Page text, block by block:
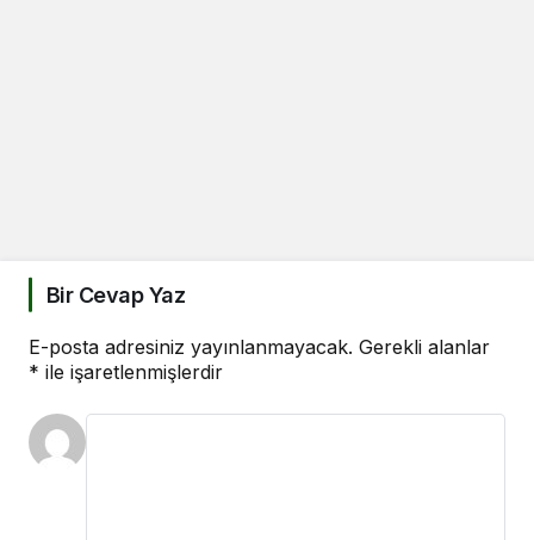
Bir Cevap Yaz
E-posta adresiniz yayınlanmayacak. Gerekli alanlar
* ile işaretlenmişlerdir